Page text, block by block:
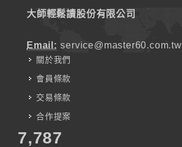
大師輕鬆讀股份有限公司
Email: service@master60.com.tw
關於我們
會員條款
交易條款
合作提案
7,787